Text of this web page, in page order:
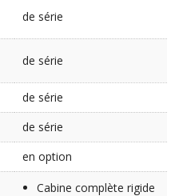
de série
de série
de série
de série
en option
Cabine complète rigide